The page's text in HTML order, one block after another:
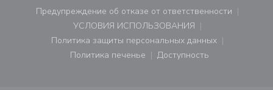
Предупреждение об отказе от ответственности
((открывается в новом окне))
УСЛОВИЯ ИСПОЛЬЗОВАНИЯ
((открывается в новом окне))
Политика защиты персональных данных
((открывается в новом окне))
Политика печенье
((открывается в новом окне))
Доступность
((открывается в